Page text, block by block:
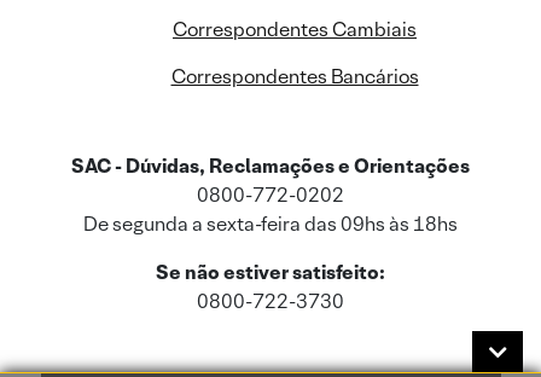
Correspondentes Cambiais
Correspondentes Bancários
SAC - Dúvidas, Reclamações e Orientações
0800-772-0202
De segunda a sexta-feira das 09hs às 18hs
Se não estiver satisfeito:
0800-722-3730